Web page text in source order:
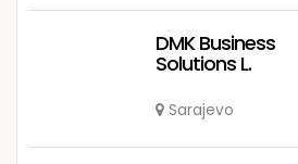
DMK Business
Solutions L.
Sarajevo